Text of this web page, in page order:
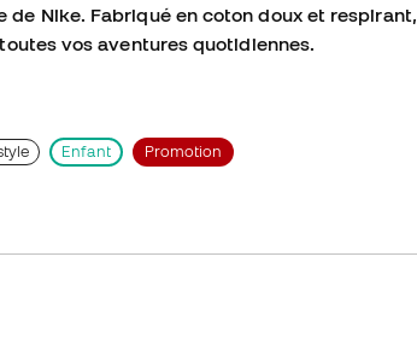
de Nike. Fabriqué en coton doux et respirant,
vos aventures quotidiennes.
Enfant Promotion